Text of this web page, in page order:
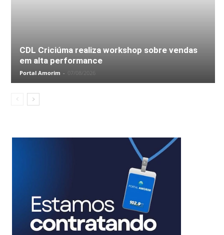
CDL Criciúma realiza workshop sobre vendas
em alta performance
Portal Amorim - 07/08/2026